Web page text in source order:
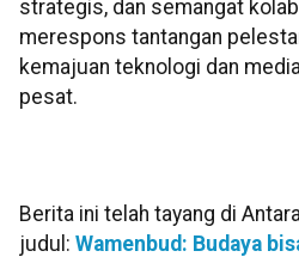
strategis, dan semangat
merespons tantangan
kemajuan teknologi dan
pesat.
Berita ini telah tayang di
judul: Wamenbud: Budaya